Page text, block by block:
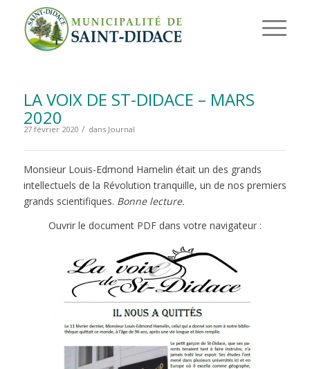
LA VOIX DE ST-DIDACE – MARS
2020
27 février 2020 / dans Journal
Monsieur Louis-Edmond Hamelin était un des grands
intellectuels de la Révolution tranquille, un de nos premiers
grands scientifiques. Bonne lecture.
Ouvrir le document PDF dans votre navigateur :